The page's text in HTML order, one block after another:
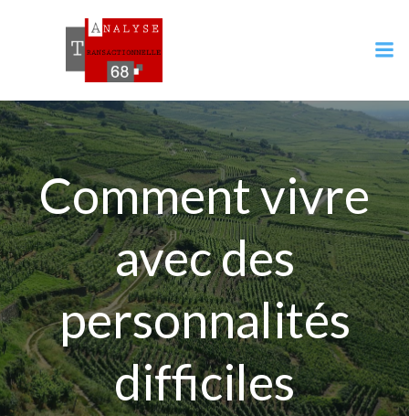
Comment vivre
avec des
personnalités
difficiles